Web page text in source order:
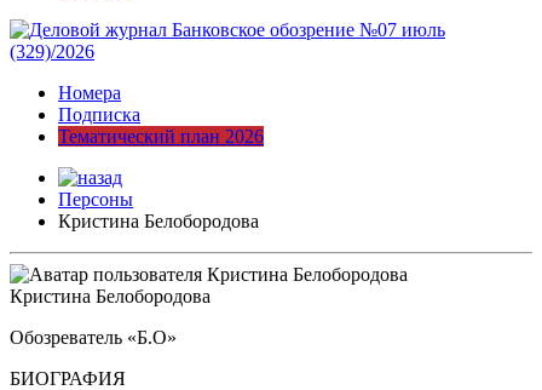
Номера
Подписка
Тематический план 2026
Персоны
Кристина Белобородова
Кристина Белобородова
Обозреватель «Б.О»
БИОГРАФИЯ